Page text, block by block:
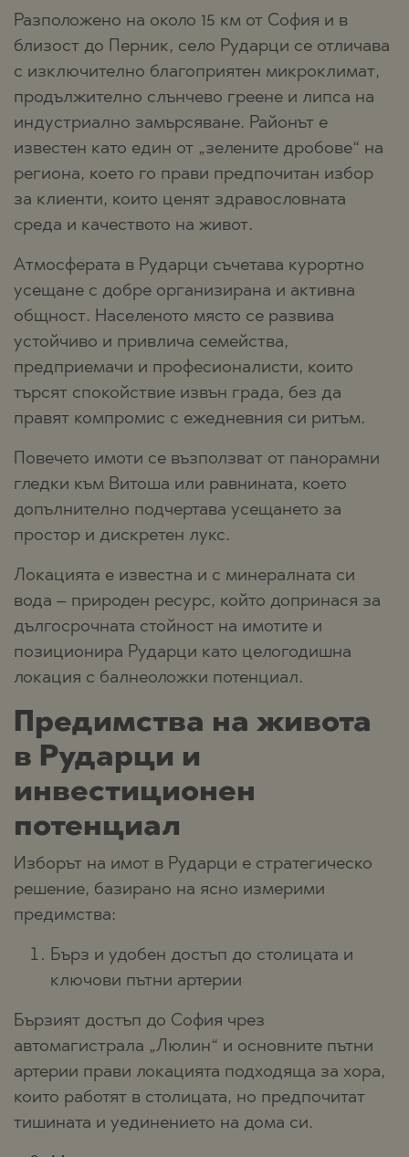
Разположено на около 15 км от София и в
близост до Перник, село Рударци се отличава
с изключително благоприятен микроклимат,
продължително слънчево греене и липса на
индустриално замърсяване. Районът е
известен като един от „зелените дробове“ на
региона, което го прави предпочитан избор
за клиенти, които ценят здравословната
среда и качеството на живот.
Атмосферата в Рударци съчетава курортно
усещане с добре организирана и активна
общност. Населеното място се развива
устойчиво и привлича семейства,
предприемачи и професионалисти, които
търсят спокойствие извън града, без да
правят компромис с ежедневния си ритъм.
Повечето имоти се възползват от панорамни
гледки към Витоша или равнината, което
допълнително подчертава усещането за
простор и дискретен лукс.
Локацията е известна и с минералната си
вода – природен ресурс, който допринася за
дългосрочната стойност на имотите и
позиционира Рударци като целогодишна
локация с балнеоложки потенциал.
Предимства на живота
в Рударци и
инвестиционен
потенциал
Изборът на имот в Рударци е стратегическо
решение, базирано на ясно измерими
предимства:
Бърз и удобен достъп до столицата и
ключови пътни артерии
Бързият достъп до София чрез
автомагистрала „Люлин“ и основните пътни
артерии прави локацията подходяща за хора,
които работят в столицата, но предпочитат
тишината и уединението на дома си.